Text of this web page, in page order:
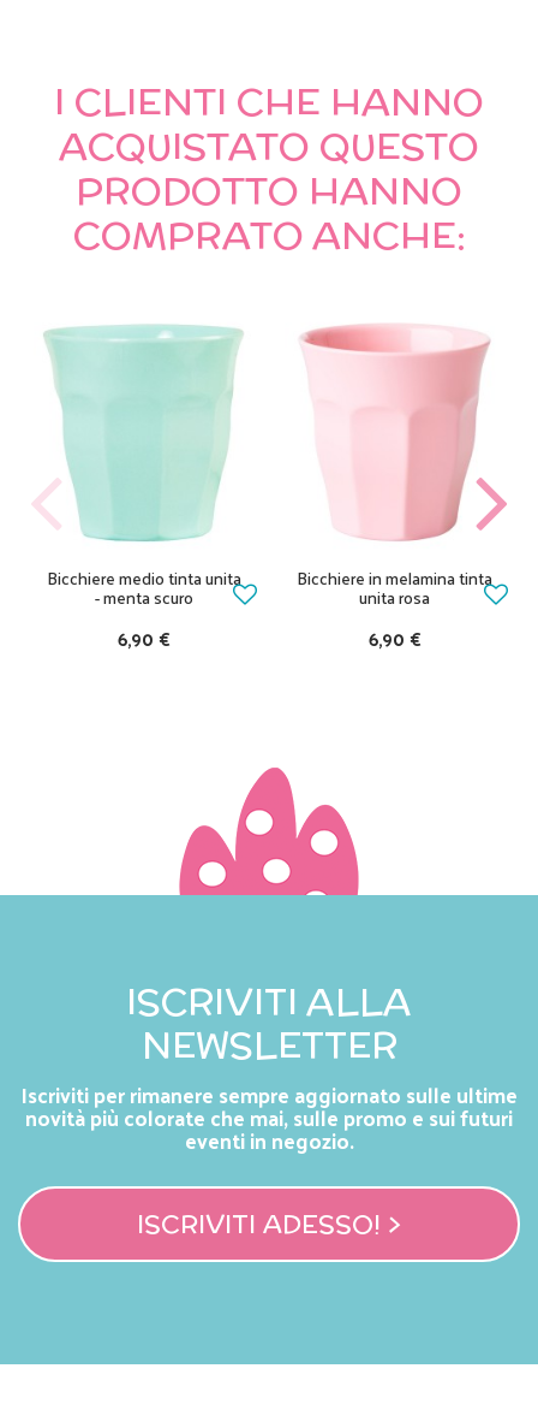
I CLIENTI CHE HANNO
ACQUISTATO QUESTO
PRODOTTO HANNO
COMPRATO ANCHE:
Bicchiere medio tinta unita
- menta scuro
6,90 €
Bicchiere in melamina tinta
unita rosa
6,90 €
ISCRIVITI ALLA
NEWSLETTER
Iscriviti per rimanere sempre aggiornato sulle ultime
novità più colorate che mai, sulle promo e sui futuri
eventi in negozio.
ISCRIVITI ADESSO! >